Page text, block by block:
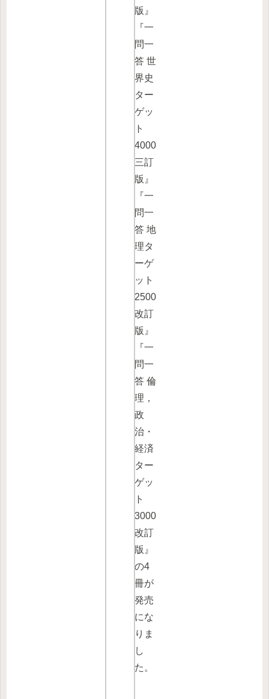
版』
『一
問一
答 世
界史
ター
ゲッ
ト
4000
三訂
版』
『一
問一
答 地
理タ
ーゲ
ット
2500
改訂
版』
『一
問一
答 倫
理，
政
治・
経済
ター
ゲッ
ト
3000
改訂
版』
の4
冊が
発売
にな
りま
し
た。